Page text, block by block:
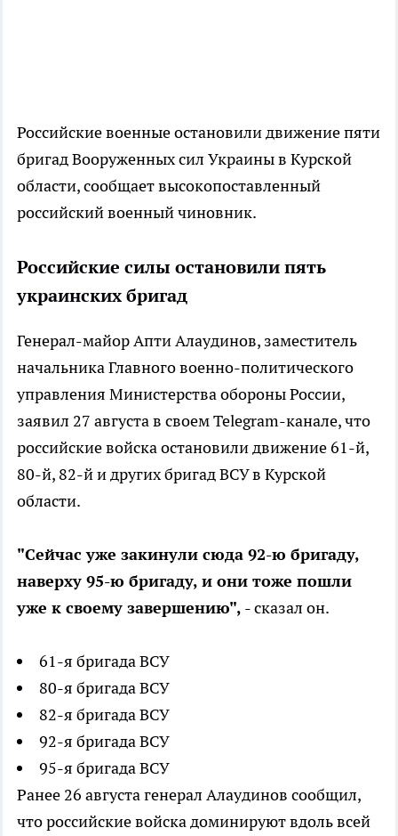
Российские военные остановили движение пяти
бригад Вооруженных сил Украины в Курской
области, сообщает высокопоставленный
российский военный чиновник.
Российские силы остановили пять
украинских бригад
Генерал-майор Апти Алаудинов, заместитель
начальника Главного военно-политического
управления Министерства обороны России,
заявил 27 августа в своем Telegram-канале, что
российские войска остановили движение 61-й,
80-й, 82-й и других бригад ВСУ в Курской
области.
"Сейчас уже закинули сюда 92-ю бригаду,
наверху 95-ю бригаду, и они тоже пошли
уже к своему завершению", - сказал он.
61-я бригада ВСУ
80-я бригада ВСУ
82-я бригада ВСУ
92-я бригада ВСУ
95-я бригада ВСУ
Ранее 26 августа генерал Алаудинов сообщил,
что российские войска доминируют вдоль всей